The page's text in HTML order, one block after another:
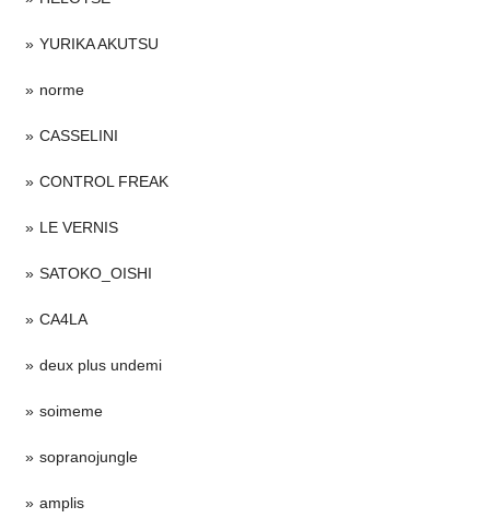
YURIKA AKUTSU
norme
CASSELINI
CONTROL FREAK
LE VERNIS
SATOKO_OISHI
CA4LA
deux plus undemi
soimeme
sopranojungle
amplis